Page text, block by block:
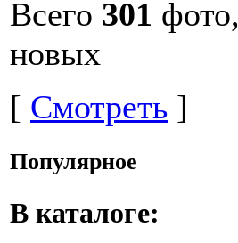
Всего 301 фото,
новых
[ Смотреть ]
Популярное
В каталоге: